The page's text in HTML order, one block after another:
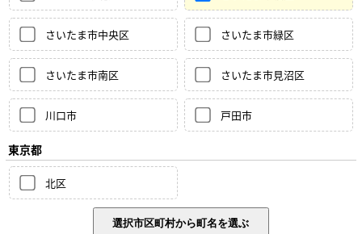
さいたま市中央区 さいたま市緑区
さいたま市南区 さいたま市見沼区
川口市 戸田市
東京都
北区